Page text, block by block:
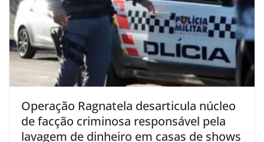
Operação Ragnatela desarticula núcleo
de facção criminosa responsável pela
lavagem de dinheiro em casas de shows